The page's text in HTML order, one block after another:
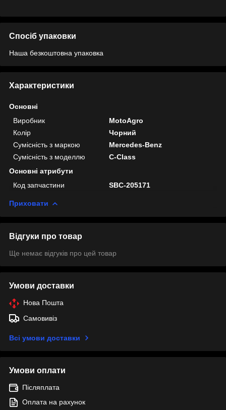
Спосіб упаковки
Наша безкоштовна упаковка
Характеристики
Основні
Виробник
MotoAgro
Колір
Чорний
Сумісність з маркою
Mercedes-Benz
Сумісність з моделлю
C-Class
Основні атрибути
Код запчастини
SBC-205171
Приховати
Відгуки про товар
Ще немає відгуків про цей товар
Умови доставки
Нова Пошта
Самовивіз
Всі умови доставки
Умови оплати
Післяплата
Оплата на рахунок